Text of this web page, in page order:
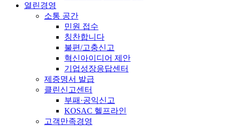
열린경영
소통 공간
민원 접수
칭찬합니다
불편/고충신고
혁신아이디어 제안
기업성장응답센터
제증명서 발급
클린신고센터
부패·공익신고
KOSAC 헬프라인
고객만족경영